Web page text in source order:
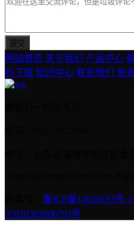
网站首页 关于我们 产品中心
料下载 知识中心 联系我们 免
鲁ICP备14020793号-
37030302000793号